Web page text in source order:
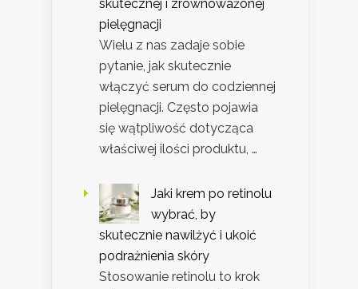
skutecznej i zrównoważonej
pielęgnacji
Wielu z nas zadaje sobie
pytanie, jak skutecznie
włączyć serum do codziennej
pielęgnacji. Często pojawia
się wątpliwość dotycząca
właściwej ilości produktu, …
Jaki krem po retinolu
wybrać, by
skutecznie nawilżyć i ukoić
podrażnienia skóry
Stosowanie retinolu to krok